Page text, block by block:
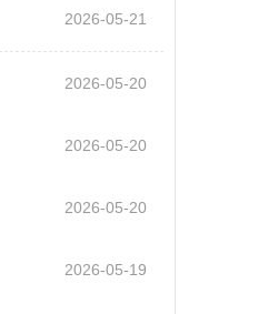
2026-05-21
2026-05-20
2026-05-20
2026-05-20
2026-05-19